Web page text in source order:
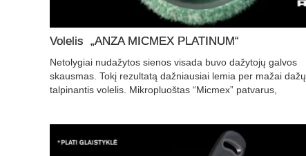
Volelis „ANZA MICMEX PLATINUM“
Netolygiai nudažytos sienos visada buvo dažytojų galvos
skausmas. Tokį rezultatą dažniausiai lemia per mažai dažų
talpinantis volelis. Mikropluoštas “Micmex” patvarus,